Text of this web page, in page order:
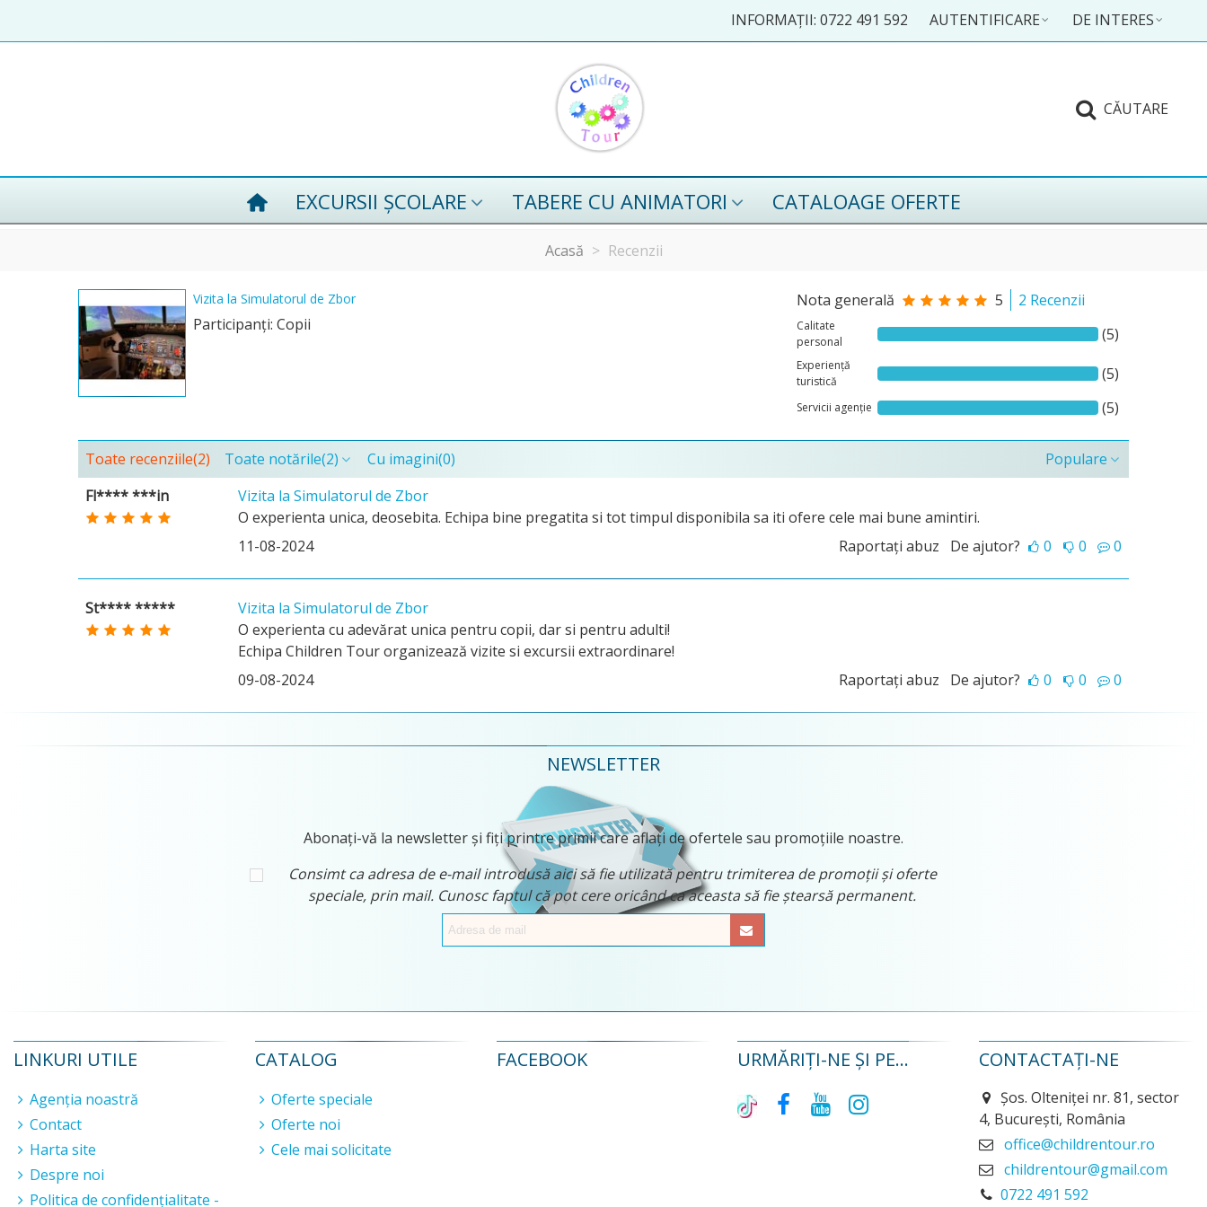
INFORMAȚII: 0722 491 592 AUTENTIFICARE DE INTERES
CĂUTARE
EXCURSII ȘCOLARE TABERE CU ANIMATORI CATALOAGE OFERTE
Acasă > Recenzii
Vizita la Simulatorul de Zbor
Participanţi: Copii
Nota generală 5 2 Recenzii
Calitate
personal
(5)
Experiență
turistică
(5)
Servicii agenție (5)
Toate recenziile(2) Toate notările(2) Cu imagini(0)
Populare
Fl**** ***in
Vizita la Simulatorul de Zbor
O experienta unica, deosebita. Echipa bine pregatita si tot timpul disponibila sa iti ofere cele mai bune amintiri.
11-08-2024
Raportați abuz De ajutor? 0 0 0
St**** *****
Vizita la Simulatorul de Zbor
O experienta cu adevărat unica pentru copii, dar si pentru adulti!
Echipa Children Tour organizează vizite si excursii extraordinare!
09-08-2024
Raportați abuz De ajutor? 0 0 0
NEWSLETTER
Abonați-vă la newsletter și fiți printre primii care aflați de ofertele sau promoțiile noastre.
Consimt ca adresa de e-mail introdusă aici să fie utilizată pentru trimiterea de promoții și oferte
speciale, prin mail. Cunosc faptul că pot cere oricând ca aceasta să fie ștearsă permanent.
LINKURI UTILE
Agenția noastră
Contact
Harta site
Despre noi
Politica de confidențialitate -
CATALOG
Oferte speciale
Oferte noi
Cele mai solicitate
FACEBOOK URMĂRIȚI-NE ȘI PE... CONTACTAȚI-NE
Șos. Olteniței nr. 81, sector
4, București, România
office@childrentour.ro
childrentour@gmail.com
0722 491 592